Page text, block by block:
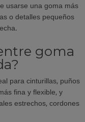
usarse una goma más
o detalles pequeños
goma
para cinturillas, puños
fina y flexible, y
estrechos, cordones